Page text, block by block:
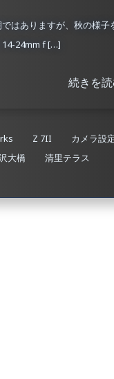
はありますが、秋の様子
14-24mm f […]
続きを
Z 7II
カメラ設
大橋
清里テラス